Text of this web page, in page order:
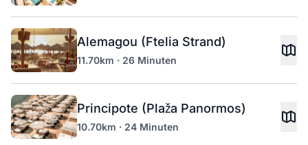
Alemagou (Ftelia Strand)
11.70km · 26 Minuten
Principote (Plaža Panormos)
10.70km · 24 Minuten